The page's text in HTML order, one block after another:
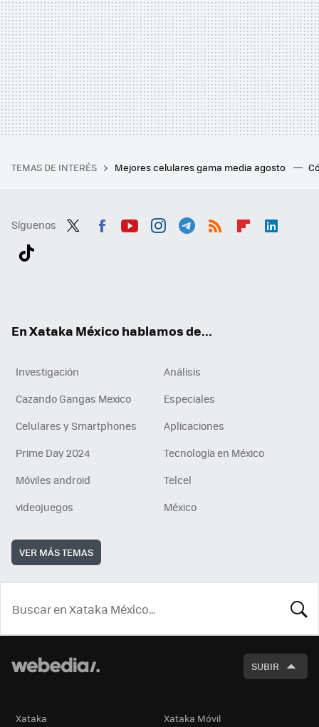
TEMAS DE INTERÉS Mejores celulares gama media agosto
Síguenos
En Xataka México hablamos de...
Investigación
Análisis
Cazando Gangas Mexico
Especiales
Celulares y Smartphones
Aplicaciones
Prime Day 2024
Tecnología en México
Móviles android
Telcel
videojuegos
México
VER MÁS TEMAS
SUBIR
Xataka Xataka Móvil